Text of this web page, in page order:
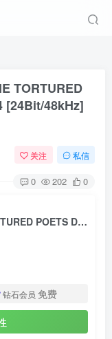
TORTURED
[24Bit/48kHz]
关注 私信
0 202 0
泰勒·斯威夫特 Taylor Swift – THE TORTURED POETS DEPARTMENT [E] 2024 [24Bit/48kHz] [Hi-Res Flac 785MB]
钻石会员 免费